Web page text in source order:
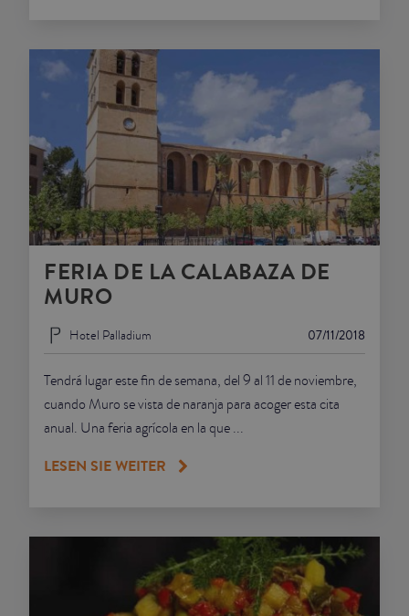
FERIA DE LA CALABAZA DE
MURO
07/11/2018
Hotel Palladium
Tendrá lugar este fin de semana, del 9 al 11 de noviembre,
cuando Muro se vista de naranja para acoger esta cita
anual. Una feria agrícola en la que ...
LESEN SIE WEITER